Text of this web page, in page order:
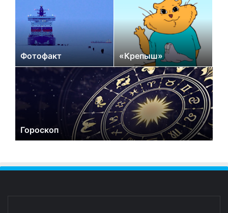
Фотофакт «Крепыш»
Гороскоп